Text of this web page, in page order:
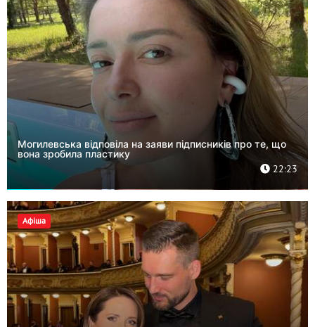
Могилевська відповіла на заяви підписників про те, що
вона зробила пластику
22:23
Афіша